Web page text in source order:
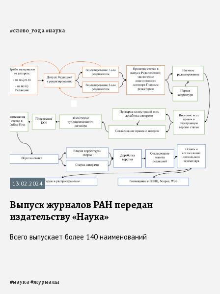
#слово_года#наука
13.02.2024
Выпуск журналов РАН передан
издательству «Наука»
Всего выпускает более 140 наименований
#наука#журналы